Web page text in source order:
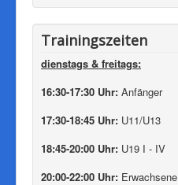
Trainingszeiten
dienstags & freitags:
16:30-17:30 Uhr: Anfänger
17:30-18:45 Uhr: U11/U13
18:45-20:00 Uhr: U19 I - IV
20:00-22:00 Uhr: Erwachsene